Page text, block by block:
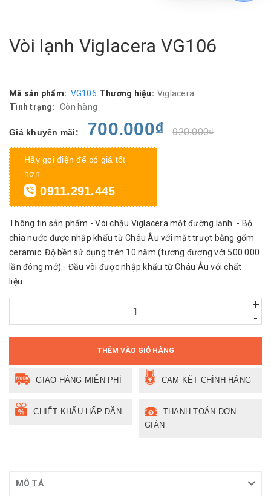
Vòi lạnh Viglacera VG106
Mã sản phẩm: VG106 Thương hiệu: Viglacera
Tình trạng: Còn hàng
Giá khuyến mãi: 700.000₫ 920.000₫
Hãy gọi điện để có giá tốt
hơn
0911.291.445
Thông tin sản phẩm - Vòi chậu Viglacera một đường lạnh. - Bộ
chia nước được nhập khẩu từ Châu Âu với mặt trượt bằng gốm
ceramic. Độ bền sử dụng trên 10 năm (tương đương với 500.000
lần đóng mở).- Đầu vòi được nhập khẩu từ Châu Âu với chất
liệu...
+
-
THÊM VÀO GIỎ HÀNG
GIAO HÀNG MIỄN PHÍ CAM KẾT CHÍNH HÃNG
CHIẾT KHẤU HẤP DẪN
THANH TOÁN ĐƠN
GIẢN
MÔ TẢ